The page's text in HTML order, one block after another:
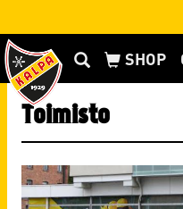
Toimisto